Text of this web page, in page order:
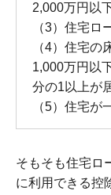
2,000万円以
（3）住宅ロ
（4）住宅の
1,000万円以
分の1以上が
（5）住宅が
そもそも住宅ロ
に利用できる控